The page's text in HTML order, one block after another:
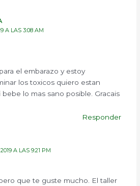
A LAS 3:08 AM
el embarazo y estoy
los toxicos quiero estan
lo mas sano posible. Gracais
Responder
A LAS 9:21 PM
que te guste mucho. El taller